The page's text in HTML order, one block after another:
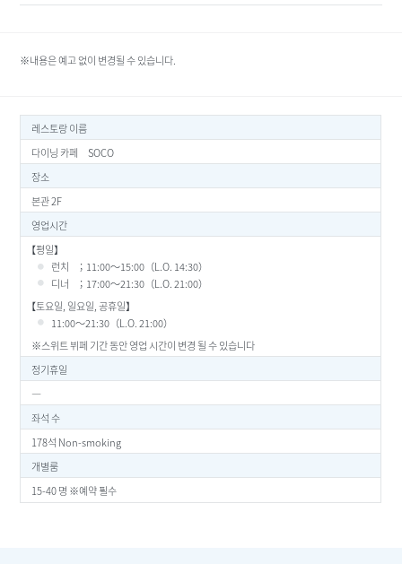
※내용은 예고 없이 변경될 수 있습니다.
레스토랑 이름
다이닝 카페 SOCO
장소
본관 2F
영업시간
【평일】
런치
；11:00～15:00（L.O. 14:30）
디너
；17:00～21:30（L.O. 21:00）
【토요일, 일요일, 공휴일】
11:00～21:30（L.O. 21:00）
※스위트 뷔페 기간 동안 영업 시간이 변경 될 수 있습니다
정기휴일
―
좌석 수
178석 Non-smoking
개별룸
15-40 명 ※예약 필수